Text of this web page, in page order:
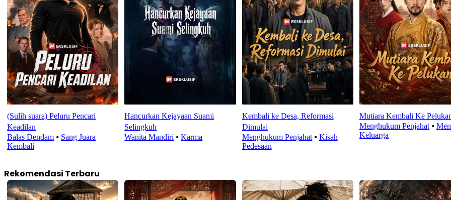
(Sulih suara) Peluru Pencari
Keadilan
Balas Dendam ⦁ Sang Juara
Kembali
Hancurkan Kejayaan Suami
Selingkuh
Wanita Mandiri ⦁Karma
Kembali ke Desa, Reformasi
Dimulai
Menghukum Penjahat⦁ Kisah
Pedesaan
Mutiara Kembali Ke
Menghukum Penjahat⦁
Keluarga
Rekomendasi Terbaru